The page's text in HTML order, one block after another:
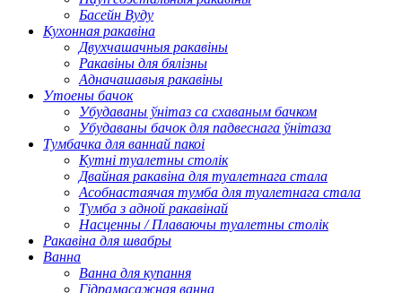
Басейн Вуду
Кухонная ракавіна
Двухчашачныя ракавіны
Ракавіны для бялізны
Адначашавыя ракавіны
Утоены бачок
Убудаваны ўнітаз са схаваным бачком
Убудаваны бачок для падвеснага ўнітаза
Тумбачка для ваннай пакоі
Кутні туалетны столік
Двайная ракавіна для туалетнага стала
Асобнастаячая тумба для туалетнага стала
Тумба з адной ракавінай
Насценны / Плаваючы туалетны столік
Ракавіна для швабры
Ванна
Ванна для купання
Гідрамасажная ванна